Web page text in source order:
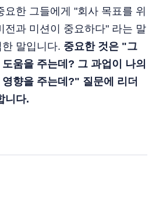
요한 그들에게 "회사 목표를 위
전과 미션이 중요하다" 라는 말
말입니다. 중요한 것은 "그
움을 주는데? 그 과업이 나의
향을 주는데?" 질문에 리더
니다.